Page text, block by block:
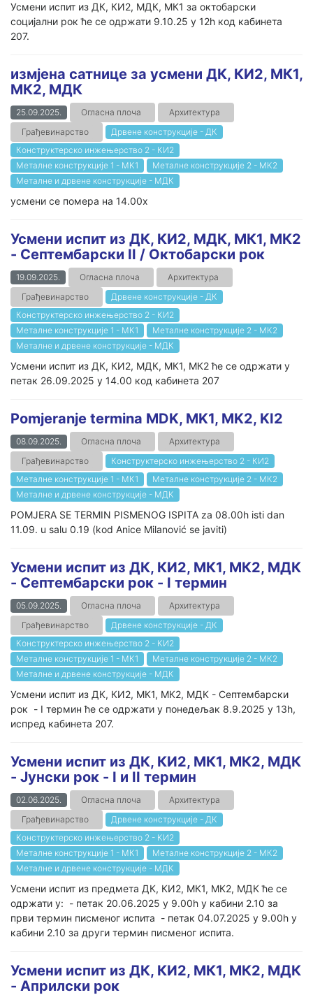
Усмени испит из ДК, КИ2, МДК, МК1 за октобарски
социјални рок ће се одржати 9.10.25 у 12h код кабинета
207.
измјена сатнице за усмени ДК, КИ2, МК1,
МК2, МДК
25.09.2025. Огласна плоча
Архитектура
Грађевинарство
Дрвене конструкције - ДК
Конструктерско инжењерство 2 - КИ2
Металне конструкције 1 - МК1
Металне конструкције 2 - МК2
Металне и дрвене конструкције - МДК
усмени се помера на 14.00х
Усмени испит из ДК, КИ2, МДК, МК1, МК2
- Септембарски II / Oктобарски рок
19.09.2025. Огласна плоча
Архитектура
Грађевинарство
Дрвене конструкције - ДК
Конструктерско инжењерство 2 - КИ2
Металне конструкције 1 - МК1
Металне конструкције 2 - МК2
Металне и дрвене конструкције - МДК
Усмени испит из ДК, КИ2, МДК, МК1, МК2 ће се одржати у
петак 26.09.2025 у 14.00 код кабинета 207
Pomjeranje termina MDK, MK1, MK2, KI2
08.09.2025. Огласна плоча
Архитектура
Грађевинарство
Конструктерско инжењерство 2 - КИ2
Металне конструкције 1 - МК1
Металне конструкције 2 - МК2
Металне и дрвене конструкције - МДК
POMJERA SE TERMIN PISMENOG ISPITA za 08.00h isti dan
11.09. u salu 0.19 (kod Anice Milanović se javiti)
Усмени испит из ДК, КИ2, МК1, МК2, МДК
- Септембарски рок - I термин
05.09.2025. Огласна плоча
Архитектура
Грађевинарство
Дрвене конструкције - ДК
Конструктерско инжењерство 2 - КИ2
Металне конструкције 1 - МК1
Металне конструкције 2 - МК2
Металне и дрвене конструкције - МДК
Усмени испит из ДК, КИ2, МК1, МК2, МДК - Септембарски
рок - I термин ће се одржати у понедeљак 8.9.2025 у 13h,
испред кабинета 207.
Усмени испит из ДК, КИ2, МК1, МК2, МДК
- Јунски рок - I и II термин
02.06.2025. Огласна плоча
Архитектура
Грађевинарство
Дрвене конструкције - ДК
Конструктерско инжењерство 2 - КИ2
Металне конструкције 1 - МК1
Металне конструкције 2 - МК2
Металне и дрвене конструкције - МДК
Усмени испит из предмета ДК, КИ2, МК1, МК2, МДК ће се
одржати у: - петак 20.06.2025 у 9.00h у кабини 2.10 за
први термин писменог испита - петак 04.07.2025 у 9.00h у
кабини 2.10 за други термин писменог испита.
Усмени испит из ДК, КИ2, МК1, МК2, МДК
- Априлски рок